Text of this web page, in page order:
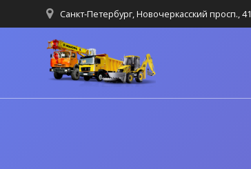
Санкт-Петербург, Новочеркасский просп., 41